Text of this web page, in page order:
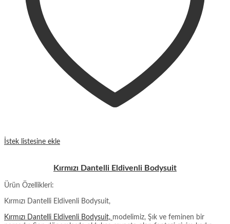
İstek listesine ekle
Kırmızı Dantelli Eldivenli Bodysuit
Ürün Özellikleri:
Kırmızı Dantelli Eldivenli Bodysuit,
Kırmızı Dantelli Eldivenli Bodysuit, modelimiz, Şık ve feminen bir